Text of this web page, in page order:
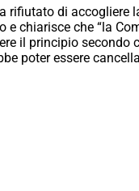
rifiutato di accogliere
chiarisce che “la
il principio
poter essere